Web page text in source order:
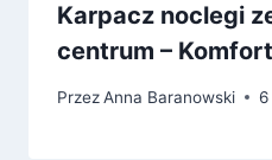
Karpacz noclegi
centrum –
PrzezAnna Baranowski